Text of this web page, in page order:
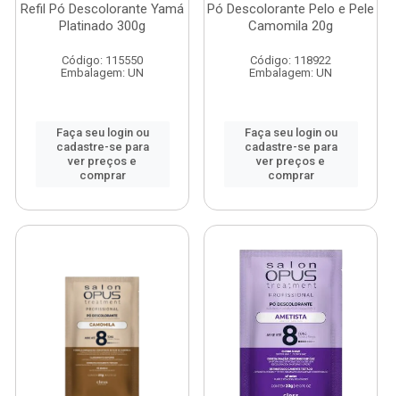
Refil Pó Descolorante Yamá
Platinado 300g
Código: 115550
Embalagem: UN
Faça seu login ou
cadastre-se para
ver preços e
comprar
Pó Descolorante Pelo e Pele
Camomila 20g
Código: 118922
Embalagem: UN
Faça seu login ou
cadastre-se para
ver preços e
comprar